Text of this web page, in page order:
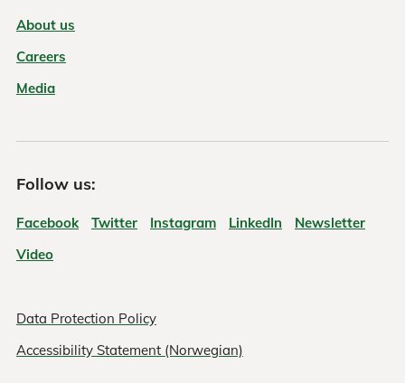
About us
Careers
Media
Follow us:
Facebook Twitter Instagram LinkedIn
Newsletter
Video
Data Protection Policy
Accessibility Statement (Norwegian)